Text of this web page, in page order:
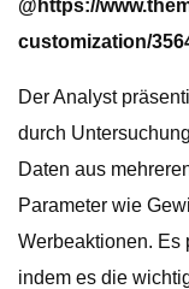
@ https://
customization/
Der Analyst
durch
Daten aus
Parameter wie
Werbeaktionen. Es
indem es die